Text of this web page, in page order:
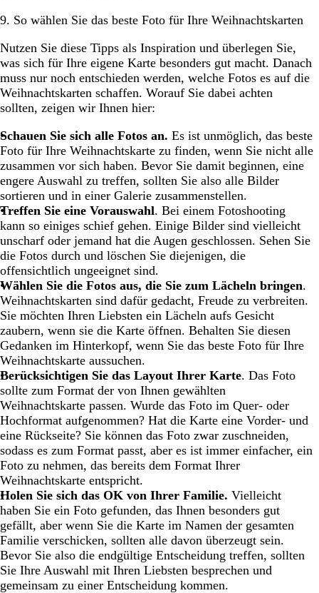
9. So wählen Sie das beste Foto für Ihre Weihnachtskarten
Nutzen Sie diese Tipps als Inspiration und überlegen Sie,
was sich für Ihre eigene Karte besonders gut macht. Danach
muss nur noch entschieden werden, welche Fotos es auf die
Weihnachtskarten schaffen. Worauf Sie dabei achten
sollten, zeigen wir Ihnen hier:
Schauen Sie sich alle Fotos an. Es ist unmöglich, das beste
Foto für Ihre Weihnachtskarte zu finden, wenn Sie nicht alle
zusammen vor sich haben. Bevor Sie damit beginnen, eine
engere Auswahl zu treffen, sollten Sie also alle Bilder
sortieren und in einer Galerie zusammenstellen.
Treffen Sie eine Vorauswahl. Bei einem Fotoshooting
kann so einiges schief gehen. Einige Bilder sind vielleicht
unscharf oder jemand hat die Augen geschlossen. Sehen Sie
die Fotos durch und löschen Sie diejenigen, die
offensichtlich ungeeignet sind.
Wählen Sie die Fotos aus, die Sie zum Lächeln bringen.
Weihnachtskarten sind dafür gedacht, Freude zu verbreiten.
Sie möchten Ihren Liebsten ein Lächeln aufs Gesicht
zaubern, wenn sie die Karte öffnen. Behalten Sie diesen
Gedanken im Hinterkopf, wenn Sie das beste Foto für Ihre
Weihnachtskarte aussuchen.
Berücksichtigen Sie das Layout Ihrer Karte. Das Foto
sollte zum Format der von Ihnen gewählten
Weihnachtskarte passen. Wurde das Foto im Quer- oder
Hochformat aufgenommen? Hat die Karte eine Vorder- und
eine Rückseite? Sie können das Foto zwar zuschneiden,
sodass es zum Format passt, aber es ist immer einfacher, ein
Foto zu nehmen, das bereits dem Format Ihrer
Weihnachtskarte entspricht.
Holen Sie sich das OK von Ihrer Familie. Vielleicht
haben Sie ein Foto gefunden, das Ihnen besonders gut
gefällt, aber wenn Sie die Karte im Namen der gesamten
Familie verschicken, sollten alle davon überzeugt sein.
Bevor Sie also die endgültige Entscheidung treffen, sollten
Sie Ihre Auswahl mit Ihren Liebsten besprechen und
gemeinsam zu einer Entscheidung kommen.